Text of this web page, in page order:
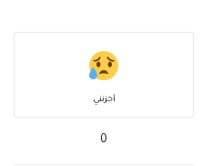
أحزنني
0